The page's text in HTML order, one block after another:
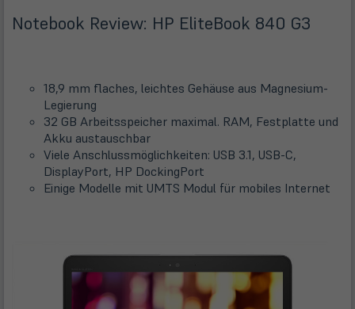
Notebook Review: HP EliteBook 840 G3
18,9 mm flaches, leichtes Gehäuse aus Magnesium-
Legierung
32 GB Arbeitsspeicher maximal. RAM, Festplatte und
Akku austauschbar
Viele Anschlussmöglichkeiten: USB 3.1, USB-C,
DisplayPort, HP DockingPort
Einige Modelle mit UMTS Modul für mobiles Internet